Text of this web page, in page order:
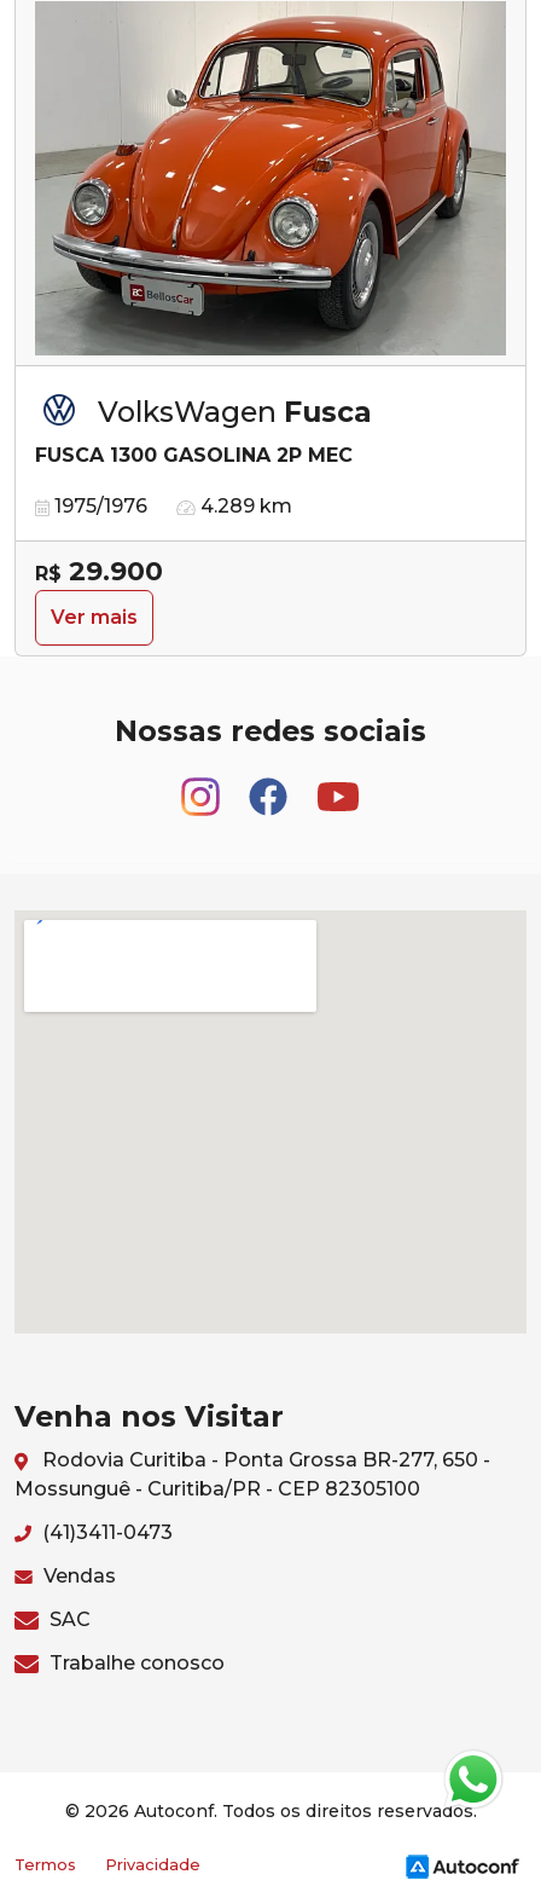
VolksWagen Fusca
FUSCA 1300 GASOLINA 2P MEC
1975/1976 4.289 km
R$ 29.900
Ver mais
Nossas redes sociais
Venha nos Visitar
Rodovia Curitiba - Ponta Grossa BR-277, 650 -
Mossunguê - Curitiba/PR - CEP 82305100
(41)3411-0473
Vendas
SAC
Trabalhe conosco
© 2026 Autoconf. Todos os direitos reservados.
Termos Privacidade